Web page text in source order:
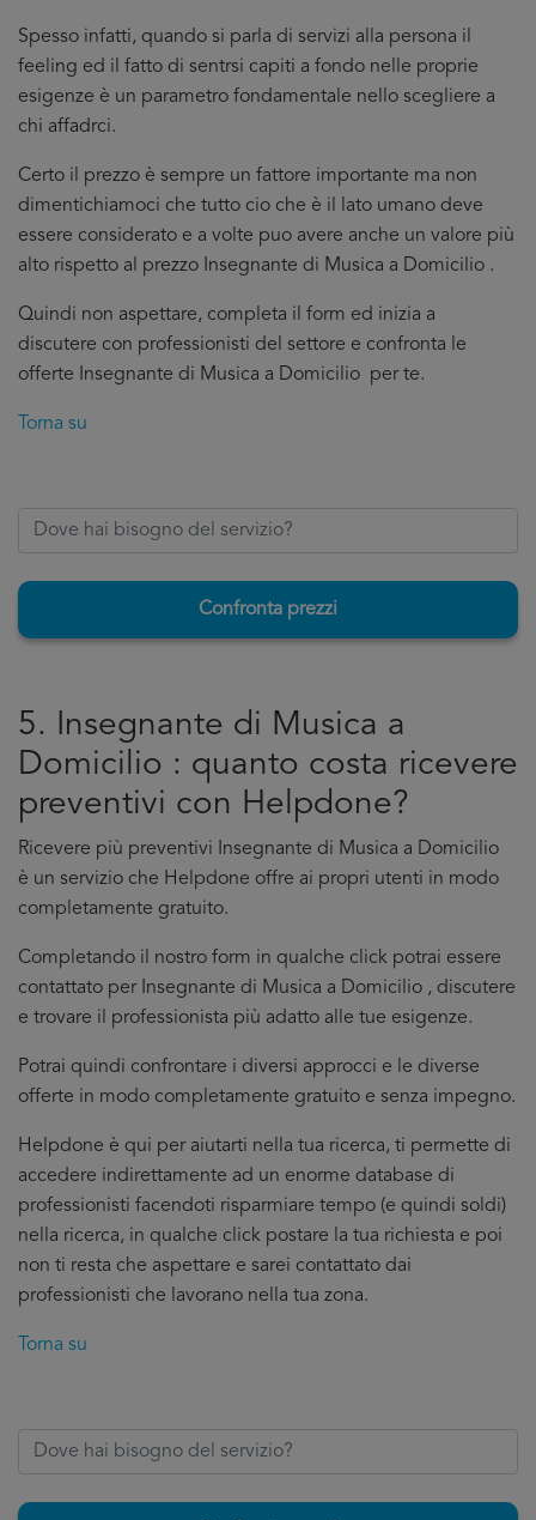
Spesso infatti, quando si parla di servizi alla persona il
feeling ed il fatto di sentrsi capiti a fondo nelle proprie
esigenze è un parametro fondamentale nello scegliere a
chi affadrci.
Certo il prezzo è sempre un fattore importante ma non
dimentichiamoci che tutto cio che è il lato umano deve
essere considerato e a volte puo avere anche un valore più
alto rispetto al prezzo Insegnante di Musica a Domicilio .
Quindi non aspettare, completa il form ed inizia a
discutere con professionisti del settore e confronta le
offerte Insegnante di Musica a Domicilio per te.
Torna su
Confronta prezzi
5. Insegnante di Musica a
Domicilio : quanto costa ricevere
preventivi con Helpdone?
Ricevere più preventivi Insegnante di Musica a Domicilio
è un servizio che Helpdone offre ai propri utenti in modo
completamente gratuito.
Completando il nostro form in qualche click potrai essere
contattato per Insegnante di Musica a Domicilio , discutere
e trovare il professionista più adatto alle tue esigenze.
Potrai quindi confrontare i diversi approcci e le diverse
offerte in modo completamente gratuito e senza impegno.
Helpdone è qui per aiutarti nella tua ricerca, ti permette di
accedere indirettamente ad un enorme database di
professionisti facendoti risparmiare tempo (e quindi soldi)
nella ricerca, in qualche click postare la tua richiesta e poi
non ti resta che aspettare e sarei contattato dai
professionisti che lavorano nella tua zona.
Torna su